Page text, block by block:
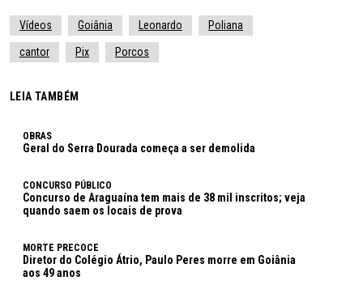
Vídeos Goiânia Leonardo Poliana
cantor Pix Porcos
LEIA TAMBÉM
OBRAS
Geral do Serra Dourada começa a ser demolida
CONCURSO PÚBLICO
Concurso de Araguaína tem mais de 38 mil inscritos; veja
quando saem os locais de prova
MORTE PRECOCE
Diretor do Colégio Átrio, Paulo Peres morre em Goiânia
aos 49 anos